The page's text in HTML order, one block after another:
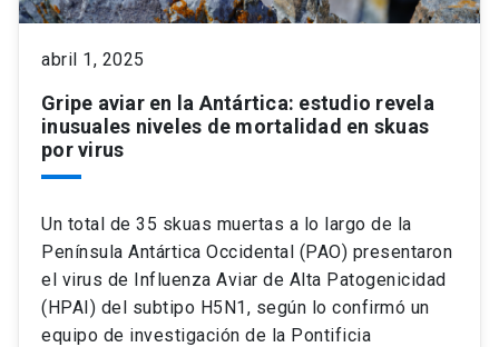
Académicos
Consejo de Facultad
Secretaría Académica
Documentos FCB
Dirección Investigación
Grupos de Investigación
Institutos y Centros
FCB en el Territorio
Redes Internacionales
Estudiantes
Pregrado
Postgrado
Centro de Estudiantes
Publicaciones
Contacto
abril 1, 2025
Gripe aviar en la Antártica: estudio revela
inusuales niveles de mortalidad en skuas
por virus
Un total de 35 skuas muertas a lo largo de la
Península Antártica Occidental (PAO) presentaron
el virus de Influenza Aviar de Alta Patogenicidad
(HPAI) del subtipo H5N1, según lo confirmó un
equipo de investigación de la Pontificia